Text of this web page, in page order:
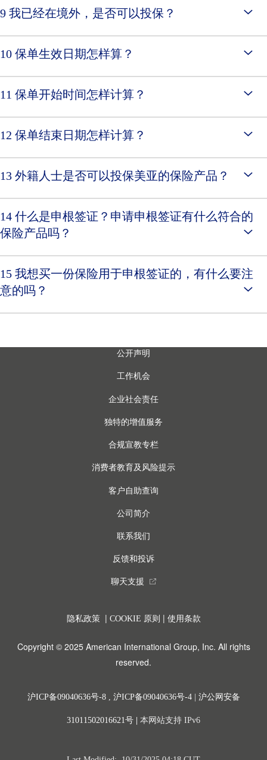
9 我已经在境外，是否可以投保？
10 保单生效日期怎样算？
11 保单开始时间怎样计算？
12 保单结束日期怎样计算？
13 外籍人士是否可以投保美亚的保险产品？
14 什么是申根签证？申请申根签证有什么符合的
保险产品吗？
15 我想买一份保险用于申根签证的，有什么要注
意的吗？
公开声明
工作机会
企业社会责任
独特的增值服务
合规宣教专栏
消费者教育及风险提示
客户自助查询
公司简介
联系我们
反馈和投诉
聊天支援 external_link
隐私政策| COOKIE 原则 | 使用条款
Copyright © 2025 American International Group, Inc. All rights
reserved.
沪ICP备09040636号-8, 沪ICP备09040636号-4| 沪公网安备
31011502016621号 | 本网站支持 IPv6